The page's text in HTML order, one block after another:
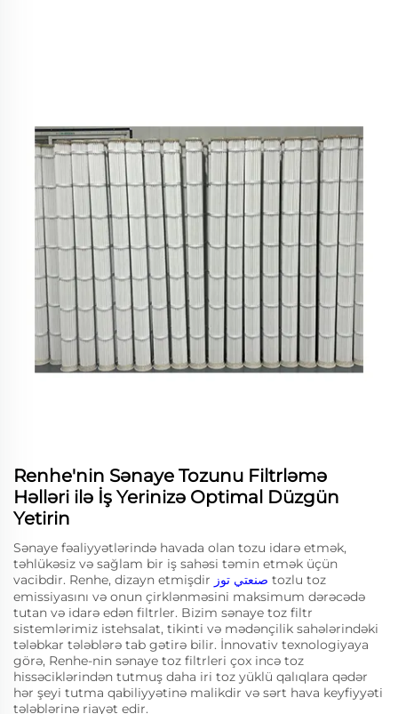
Renhe'nin Sənaye Tozunu Filtrləmə
Həlləri ilə İş Yerinizə Optimal Düzgün
Yetirin
Sənaye fəaliyyətlərində havada olan tozu idarə etmək,
təhlükəsiz və sağlam bir iş sahəsi təmin etmək üçün
vacibdir. Renhe, dizayn etmişdir
tozlu toz
emissiyasını və onun çirklənməsini maksimum dərəcədə
tutan və idarə edən filtrler. Bizim sənaye toz filtr
sistemlərimiz istehsalat, tikinti və mədənçilik sahələrindəki
tələbkar tələblərə tab gətirə bilir. İnnovativ texnologiyaya
görə, Renhe-nin sənaye toz filtrleri çox incə toz
hissəciklərindən tutmuş daha iri toz yüklü qalıqlara qədər
hər şeyi tutma qabiliyyətinə malikdir və sərt hava keyfiyyəti
tələblərinə riayət edir.